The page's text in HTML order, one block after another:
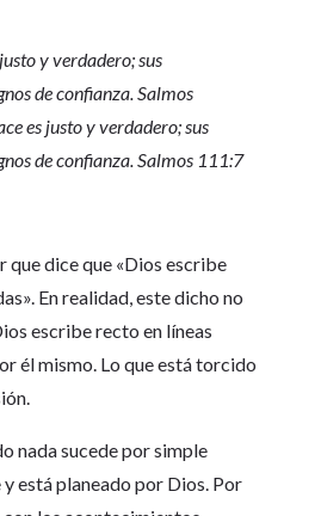
y verdadero; sus
de confianza. Salmos
es justo y verdadero; sus
de confianza. Salmos 111:7
que dice que «Dios escribe
En realidad, este dicho no
escribe recto en líneas
él mismo. Lo que está torcido
nada sucede por simple
está planeado por Dios. Por